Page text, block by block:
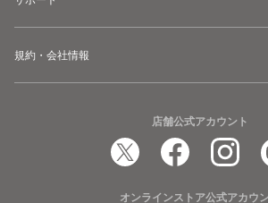
規約・会社情報
店舗公式アカウント
オンラインストア公式アカウ